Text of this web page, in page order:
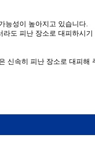
능성이 높아지고 있습니다.
라도 피난 장소로 대피하시
신속히 피난 장소로 대피해